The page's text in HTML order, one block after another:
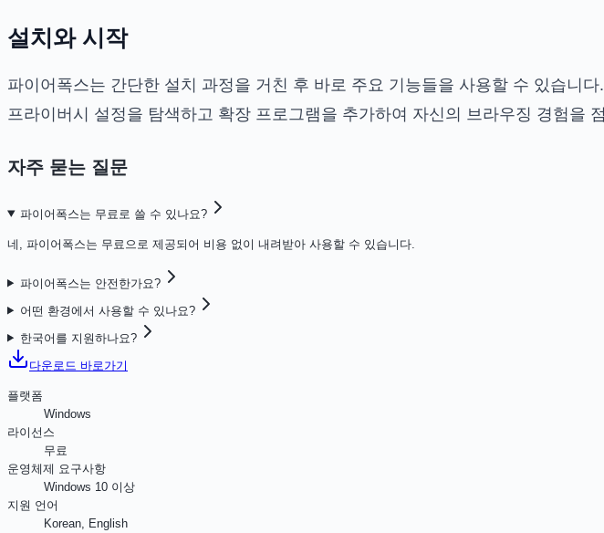
설치와 시작
파이어폭스는 간단한 설치 과정을 거친 후 바로 주요 기능들을 사용할 수 있습니
프라이버시 설정을 탐색하고 확장 프로그램을 추가하여 자신의 브라우징 경험을
자주 묻는 질문
파이어폭스는 무료로 쓸 수 있나요?
네, 파이어폭스는 무료으로 제공되어 비용 없이 내려받아 사용할 수 있습니다.
파이어폭스는 안전한가요?
어떤 환경에서 사용할 수 있나요?
한국어를 지원하나요?
다운로드 바로가기
플랫폼
Windows
라이선스
무료
운영체제 요구사항
Windows 10 이상
지원 언어
Korean, English